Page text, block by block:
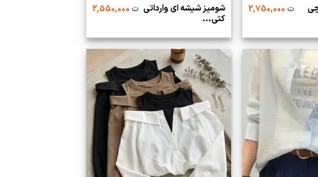
ت
شومیز شیشه ای وارداتی
کتی...
ت